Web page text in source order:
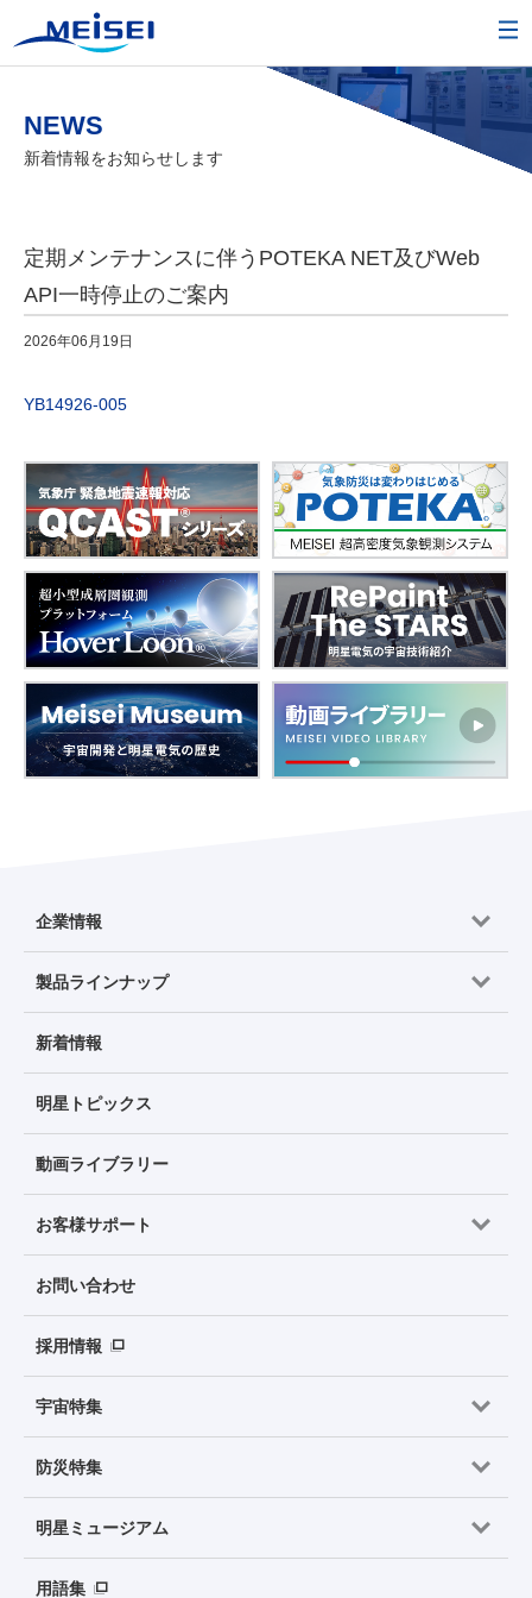
NEWS
新着情報をお知らせします
定期メンテナンスに伴うPOTEKA NET及びWeb
API一時停止のご案内
2026年06月19日
YB14926-005
企業情報
製品ラインナップ
新着情報
明星トピックス
動画ライブラリー
お客様サポート
お問い合わせ
採用情報
宇宙特集
防災特集
明星ミュージアム
用語集